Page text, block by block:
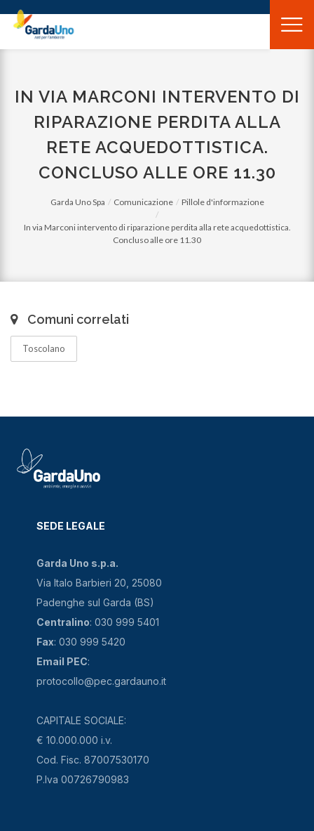
Gardauno
Spa
IN VIA MARCONI INTERVENTO DI
RIPARAZIONE PERDITA ALLA
RETE ACQUEDOTTISTICA.
CONCLUSO ALLE ORE 11.30
Garda Uno Spa Comunicazione Pillole d'informazione
In via Marconi intervento di riparazione perdita alla rete acquedottistica.
Concluso alle ore 11.30
Comuni correlati
Toscolano
SEDE LEGALE
Garda Uno s.p.a.
Via Italo Barbieri 20, 25080
Padenghe sul Garda (BS)
Centralino: 030 999 5401
Fax: 030 999 5420
Email PEC:
protocollo@pec.gardauno.it
CAPITALE SOCIALE:
€ 10.000.000 i.v.
Cod. Fisc. 87007530170
P.Iva 00726790983